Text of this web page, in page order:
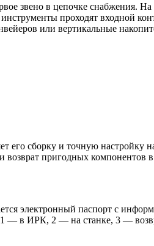
звено в цепочке снабжения.
проходят входной
или вертикальные
его сборку и точную настройку
и возврат пригодных компонентов
электронный паспорт с
1 — в ИРК, 2 — на станке, 3 —